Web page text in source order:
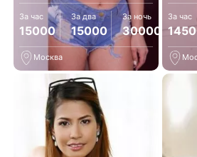
За час
15000
За два
15000
За ночь
30000
Москва
За час